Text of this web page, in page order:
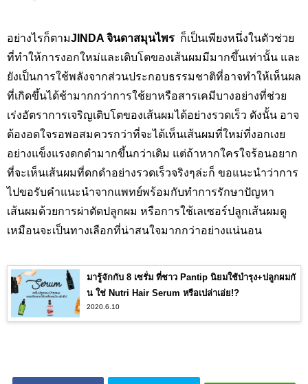
อย่างไรก็ตามJINDA จินดาสมุนไพร ก็เป็นเพียงหนึ่งในตัวช่วย
ที่ทำให้การงอกใหม่และเติบโตของเส้นผมมีมากขึ้นเท่านั้น และ
ยังเป็นการใช้พลังจากส่วนประกอบธรรมชาติที่อาจทำให้เห็นผล
ที่เกิดขึ้นได้ช้ามากกว่าการใช้ยาหรือสารเคมีบางอย่างที่ช่วย
เร่งอัตราการเจริญเติบโตของเส้นผมได้อย่างรวดเร็ว ดังนั้น อาจ
ต้องอดใจรอพอสมควรกว่าที่จะได้เห็นเส้นผมที่ใหม่ที่งอกเงย
อย่างแข็งแรงดกดำมากขึ้นกว่าเดิม แต่ถ้าหากใครใจร้อนอยาก
ที่จะเห็นเส้นผมที่ดกดำอย่างรวดเร็วจริงๆล่ะก็ ขอแนะนำว่าการ
ไปขอรับคำแนะนำจากแพทย์พร้อมกับทำการรักษาปัญหา
เส้นผมด้วยการผ่าตัดปลูกผม หรือการใช้เลเซอร์ปลูกเส้นผมดู
เหมือนจะเป็นทางเลือกที่น่าสนใจมากกว่าอย่างแน่นอน
มารู้จักกับ 8 เซรั่ม ที่ชาว Pantip นิยมใช้บำรุง+ปลูกผมกั
น ใช่ Nutri Hair Serum หรือเปล่าเอ่ย!?
2020.6.10